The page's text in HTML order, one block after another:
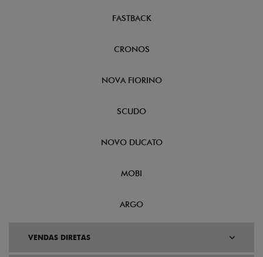
FASTBACK
CRONOS
NOVA FIORINO
SCUDO
NOVO DUCATO
MOBI
ARGO
VENDAS DIRETAS